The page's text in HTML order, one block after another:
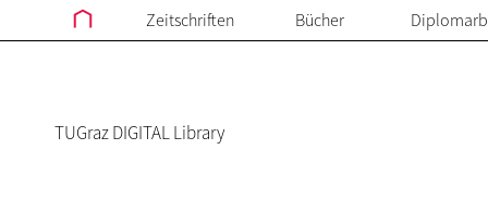
Zeitschriften Bücher
TUGraz DIGITAL Library